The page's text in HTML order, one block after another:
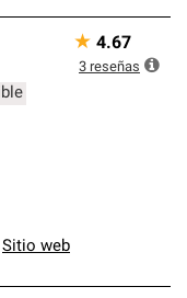
Sitio web
★ 4.67
3 reseñas